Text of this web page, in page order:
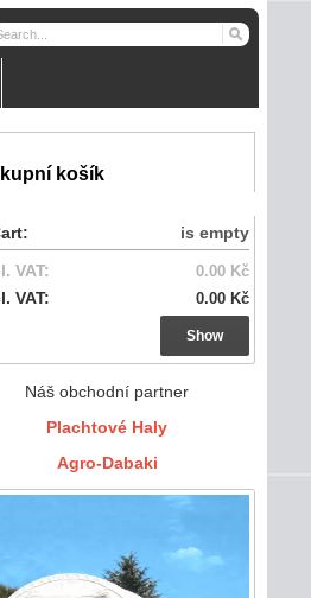
košík
is empty
VAT:
0.00 Kč
VAT: 0.00 Kč
Show
Náš obchodní partner
Plachtové Haly
Agro-Dabaki